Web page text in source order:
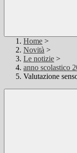
Home >
Novità >
Le notizie >
anno scolastico
Valutazione